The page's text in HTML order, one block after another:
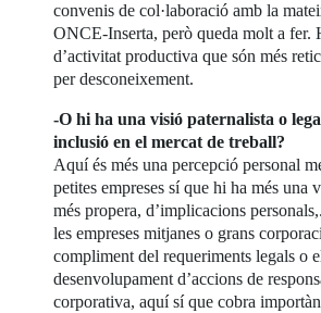
convenis de col·laboració amb la
ONCE-Inserta, però queda molt a fer.
d’activitat productiva que són més
per desconeixement.
-O hi ha una visió paternalista o
inclusió en el mercat de treball?
Aquí és més una percepció personal
petites empreses sí que hi ha més una
més propera, d’implicacions
les empreses mitjanes o grans
compliment del requeriments legals o
desenvolupament d’accions de
corporativa, aquí sí que cobra